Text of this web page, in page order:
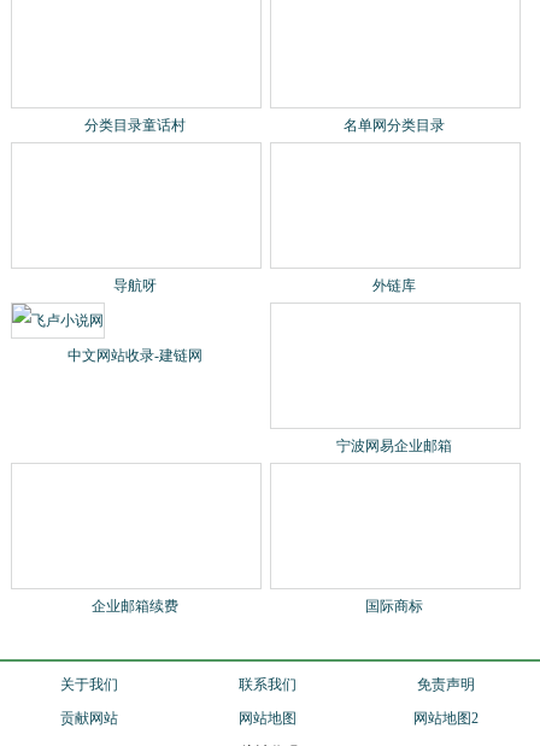
导航呀 外链库
关于我们
贡献网站
站长qq：1540901484